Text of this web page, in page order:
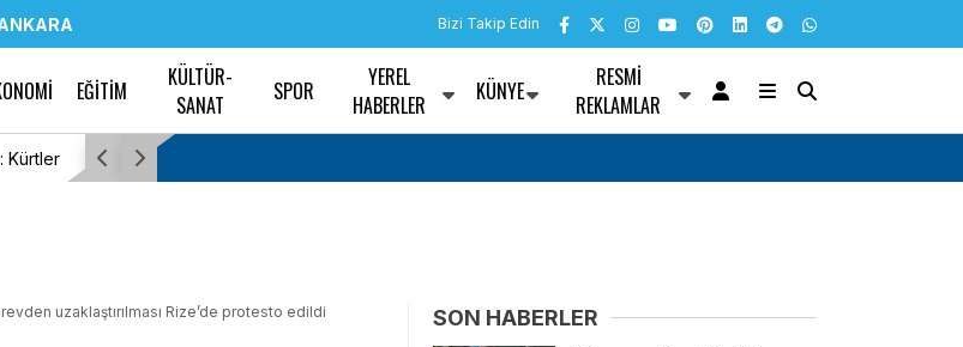
Bizi Takip Edin
EĞİTİM
KÜLTÜR-
SANAT
SPOR
YEREL
HABERLER
KÜNYE
RESMI
REKLAMLAR
Kürtler TBMM Genel Kurulu… İYİ Partili Sunat: “Çocukların suça
uzaklaştırılması Rize’de protesto edildi SON HABERLER